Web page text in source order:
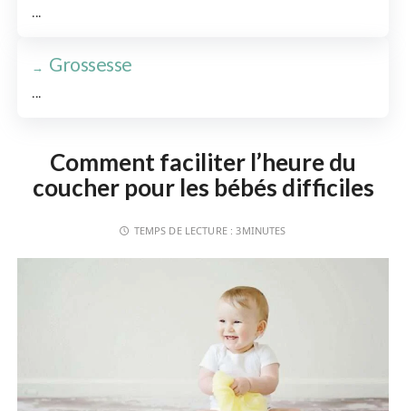
...
Grossesse
...
Comment faciliter l’heure du
coucher pour les bébés difficiles
TEMPS DE LECTURE : 3MINUTES